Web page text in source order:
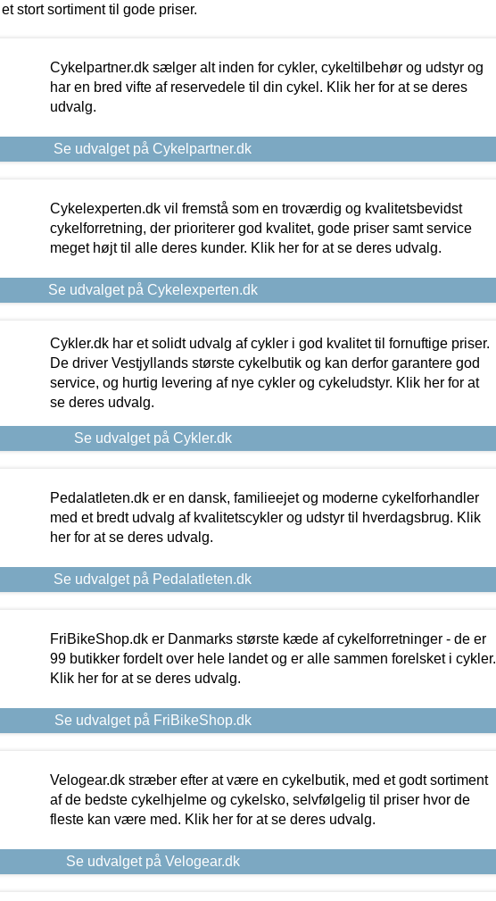
stort sortiment til gode priser.
Cykelpartner.dk sælger alt inden for cykler, cykeltilbehør og udstyr og
har en bred vifte af reservedele til din cykel. Klik her for at se deres
udvalg.
Se udvalget på Cykelpartner.dk
Cykelexperten.dk vil fremstå som en troværdig og kvalitetsbevidst
cykelforretning, der prioriterer god kvalitet, gode priser samt service
meget højt til alle deres kunder. Klik her for at se deres udvalg.
Se udvalget på Cykelexperten.dk
Cykler.dk har et solidt udvalg af cykler i god kvalitet til fornuftige priser.
De driver Vestjyllands største cykelbutik og kan derfor garantere god
service, og hurtig levering af nye cykler og cykeludstyr. Klik her for at
se deres udvalg.
Se udvalget på Cykler.dk
Pedalatleten.dk er en dansk, familieejet og moderne cykelforhandler
med et bredt udvalg af kvalitetscykler og udstyr til hverdagsbrug. Klik
her for at se deres udvalg.
Se udvalget på Pedalatleten.dk
FriBikeShop.dk er Danmarks største kæde af cykelforretninger - de er
99 butikker fordelt over hele landet og er alle sammen forelsket i cykler.
Klik her for at se deres udvalg.
Se udvalget på FriBikeShop.dk
Velogear.dk stræber efter at være en cykelbutik, med et godt sortiment
af de bedste cykelhjelme og cykelsko, selvfølgelig til priser hvor de
fleste kan være med. Klik her for at se deres udvalg.
Se udvalget på Velogear.dk